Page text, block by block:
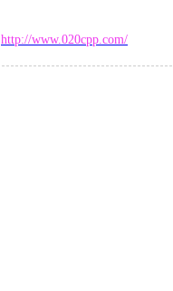
http://www.020cpp.com/